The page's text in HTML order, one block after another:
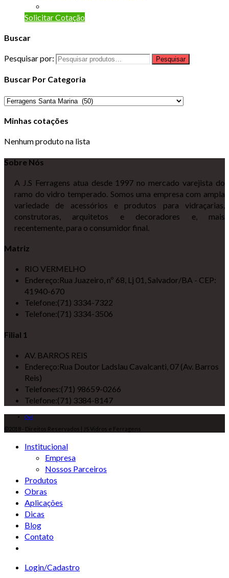
Solicitar Cotação
Buscar
Pesquisar por: Pesquisar
Buscar Por Categoria
Minhas cotações
Nenhum produto na lista
Sobre Nós
A J.S Ferragens atua desde 1997 no mercado varejista do
ramo do vidro temperado. Somos uma empresa com ampla
variedade de acessórios e produtos para vidraçarias,
construtoras, arquitetos e decoradores e, mais
recentemente, para o consumidor final.
Matriz
RIO VERMELHO
Endereço:Rua Juazeiro, nº 68, Lj 01, Salvador/BA - CEP:
41940-670
Telefone:(71) 3334-7322
Telefone:(71) 3334-3506
Filial 1
AV. BARROS REIS
Endereço:Rua Doutor Ladslau Cavalcanti, 07 (Av. Barros
Reis)
Telefones:(71) 98659-0266
Telefone:(71) 3384-8147
Owl
©2018 - Direitos Reservados | JS Vidros e Ferragens
Institucional
Empresa
Nossos Parceiros
Produtos
Obras
Aplicações
Dicas
Blog
Contato
Login/Cadastro